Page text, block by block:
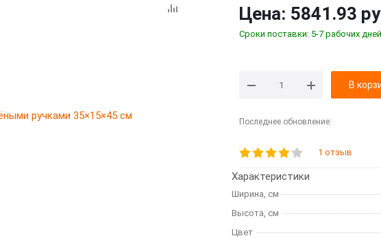
Цена: 5841.93
Сроки поставки: 5-7 рабочих дней
В
Последнее обновление:
1 отзыв
Характеристики
Ширина, см
Высота, см
Цвет